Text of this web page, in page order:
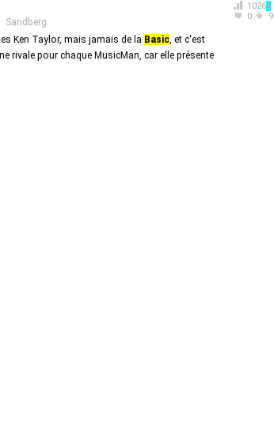
10264
0
9
· Sandberg
Ken Taylor, mais jamais de la Basic, et c'est
rivale pour chaque MusicMan, car elle présente